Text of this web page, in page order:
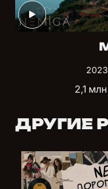
2023
2,1
ДРУГИЕ